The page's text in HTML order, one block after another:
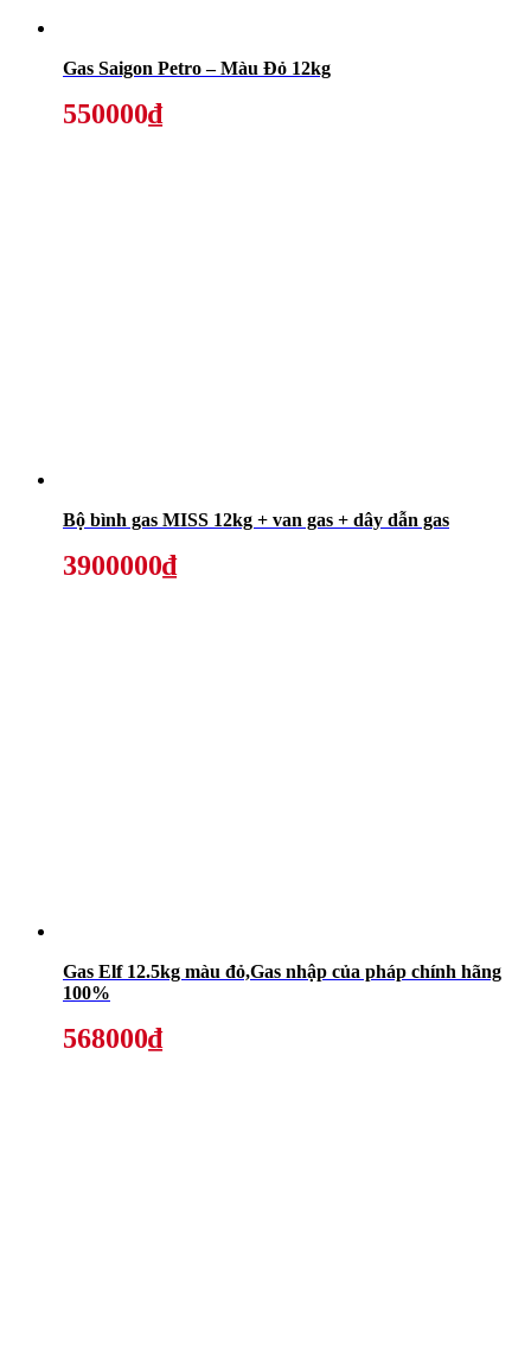
Gas Saigon Petro – Màu Đỏ 12kg
550000₫
Bộ bình gas MISS 12kg + van gas + dây dẫn gas
3900000₫
Gas Elf 12.5kg màu đỏ,Gas nhập của pháp chính hãng
100%
568000₫